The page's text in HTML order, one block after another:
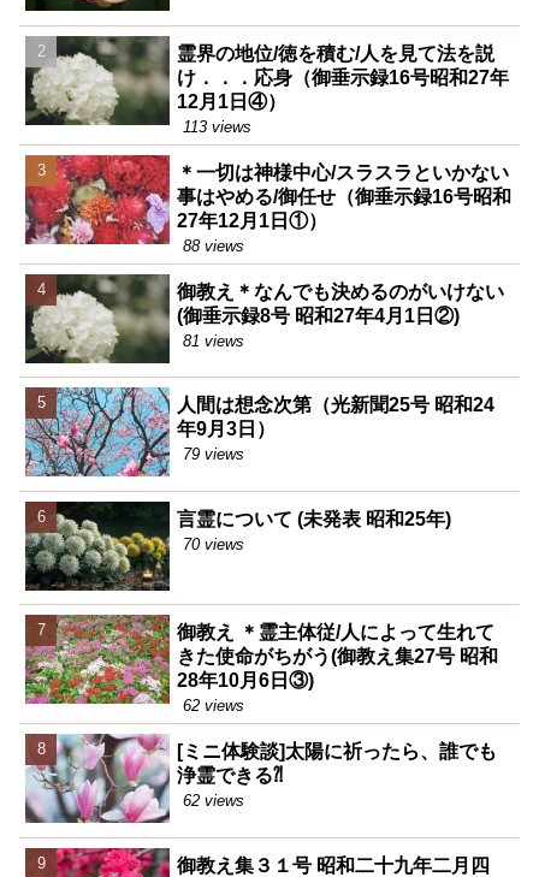
霊界の地位/徳を積む/人を見て法を説
け．．．応身（御垂示録16号昭和27年
12月1日④）
113 views
＊一切は神様中心/スラスラといかない
事はやめる/御任せ（御垂示録16号昭和
27年12月1日①）
88 views
御教え＊なんでも決めるのがいけない
(御垂示録8号 昭和27年4月1日②)
81 views
人間は想念次第（光新聞25号 昭和24
年9月3日）
79 views
言霊について (未発表 昭和25年)
70 views
御教え ＊霊主体従/人によって生れて
きた使命がちがう(御教え集27号 昭和
28年10月6日③)
62 views
[ミニ体験談]太陽に祈ったら、誰でも
浄霊できる⁈
62 views
御教え集３１号 昭和二十九年二月四